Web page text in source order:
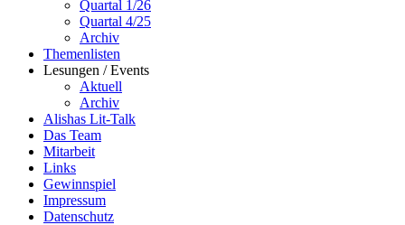
Quartal 1/26
Quartal 4/25
Archiv
Themenlisten
Lesungen / Events
Aktuell
Archiv
Alishas Lit-Talk
Das Team
Mitarbeit
Links
Gewinnspiel
Impressum
Datenschutz